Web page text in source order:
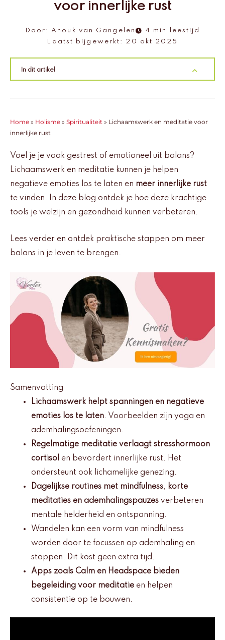
voor innerlijke rust
Door: Anouk van Gangelen
4 min leestijd
Laatst bijgewerkt:
20 okt 2025
In dit artikel
Home » Holisme » Spiritualiteit » Lichaamswerk en meditatie voor
innerlijke rust
Voel je je vaak gestrest of emotioneel uit balans?
Lichaamswerk en meditatie kunnen je helpen
negatieve emoties los te laten en meer innerlijke rust
te vinden. In deze blog ontdek je hoe deze krachtige
tools je welzijn en gezondheid kunnen verbeteren.
Lees verder en ontdek praktische stappen om meer
balans in je leven te brengen.
Samenvatting
Lichaamswerk helpt spanningen en negatieve
emoties los te laten. Voorbeelden zijn yoga en
ademhalingsoefeningen.
Regelmatige meditatie verlaagt stresshormoon
cortisol en bevordert innerlijke rust. Het
ondersteunt ook lichamelijke genezing.
Dagelijkse routines met mindfulness, korte
meditaties en ademhalingspauzes verbeteren
mentale helderheid en ontspanning.
Wandelen kan een vorm van mindfulness
worden door te focussen op ademhaling en
stappen. Dit kost geen extra tijd.
Apps zoals Calm en Headspace bieden
begeleiding voor meditatie en helpen
consistentie op te bouwen.